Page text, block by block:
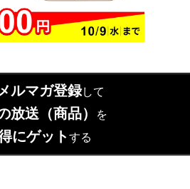
ルマガ登録して
放送（商品） を
にゲットする